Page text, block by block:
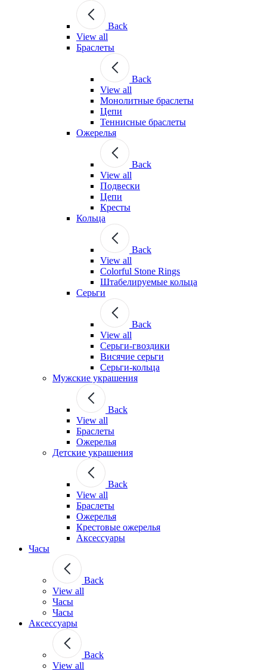
Back
View all
Браслеты
Back
View all
Монолитные браслеты
Цепи
Теннисные браслеты
Ожерелья
Back
View all
Подвески
Цепи
Кресты
Кольца
Back
View all
Colorful Stone Rings
Штабелируемые кольца
Серьги
Back
View all
Серьги-гвоздики
Висячие серьги
Серьги-кольца
Мужские украшения
Back
View all
Браслеты
Ожерелья
Детские украшения
Back
View all
Браслеты
Ожерелья
Крестовые ожерелья
Аксессуары
Часы
Back
View all
Часы
Часы
Аксессуары
Back
View all